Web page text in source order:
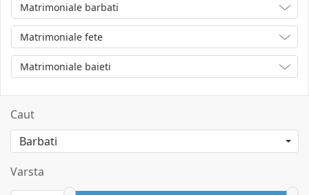
Matrimoniale barbati
Matrimoniale fete
Matrimoniale baieti
Caut
Varsta